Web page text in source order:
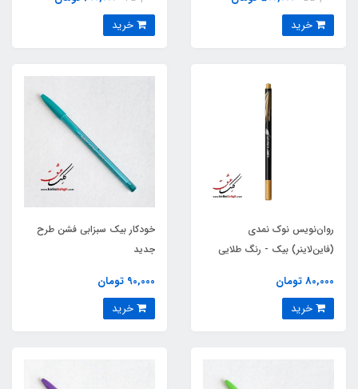
روان‌نویس نوک نمدی
(فاین‌لاینر) بیک - رنگ طلایی
80,000 تومان
خودکار بیک سبزابی فشن طرح
جدید
90,000 تومان